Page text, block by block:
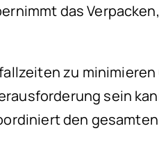
das
zu
sein
den